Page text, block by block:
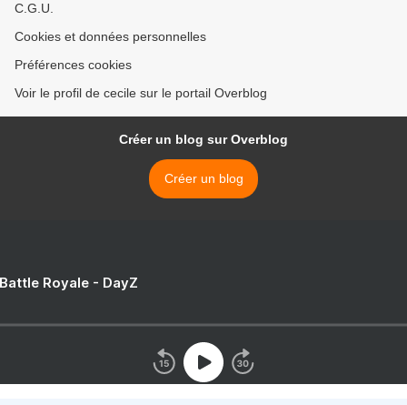
C.G.U.
Cookies et données personnelles
Préférences cookies
Voir le profil de cecile sur le portail Overblog
Créer un blog sur Overblog
Créer un blog
Royale - DayZ